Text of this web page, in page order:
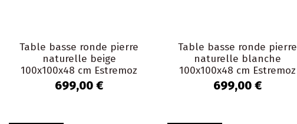
Table basse ronde pierre
naturelle beige
100x100x48 cm Estremoz
699,00 €
Table basse ronde pierre
naturelle blanche
100x100x48 cm Estremoz
699,00 €